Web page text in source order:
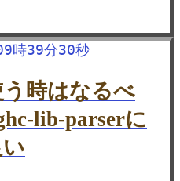
時39分30秒
時はなるべ
lib-parserに